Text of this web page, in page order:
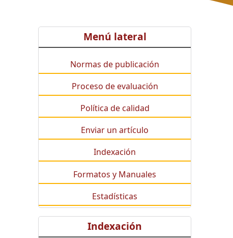
Menú lateral
Normas de publicación
Proceso de evaluación
Política de calidad
Enviar un artículo
Indexación
Formatos y Manuales
Estadísticas
Indexación